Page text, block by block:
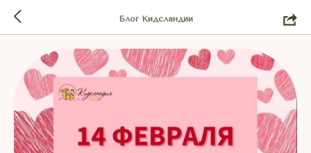
Блог Кидсландии